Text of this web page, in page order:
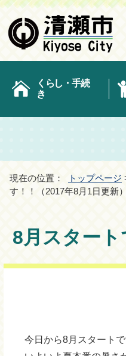
くらし・手続
き
現在の位置： トップページ
す！！（2017年8月1日更新）
8月スタート
今日から8月スタートで